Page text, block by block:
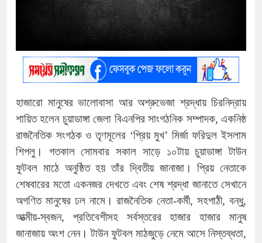
হাজারো মানুষের ভালোবাসা আর অশ্রুভেজা শ্রদ্ধায় চিরনিদ্রায়
শায়িত হলেন চুয়াডাঙ্গা জেলা বিএনপির সাংগঠনিক সম্পাদক, একনিষ্ঠ
রাজনৈতিক সংগঠক ও তৃণমূলের ‘প্রিয় মুখ’ মির্জা ফরিদুল ইসলাম
শিপলু। গতকাল সোমবার সকাল সাড়ে ১০টায় চুয়াডাঙ্গা টাউন
ফুটবল মাঠে অনুষ্ঠিত হয় তাঁর দ্বিতীয় জানাজা। প্রিয় নেতাকে
শেষবারের মতো একনজর দেখতে এবং শেষ শ্রদ্ধা জানাতে সেখানে
অগণিত মানুষের ঢল নামে। রাজনৈতিক নেতা-কর্মী, সহপাঠী, বন্ধু,
আত্মীয়-স্বজন, প্রতিবেশীসহ সর্বস্তরের হাজার হাজার মানুষ
জানাজায় অংশ নেন। টাউন ফুটবল মাঠজুড়ে নেমে আসে নিস্তব্ধতা,